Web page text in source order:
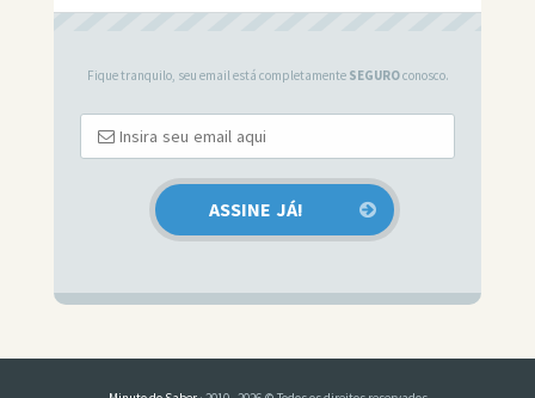
Fique tranquilo, seu email está completamente SEGUROconosco.